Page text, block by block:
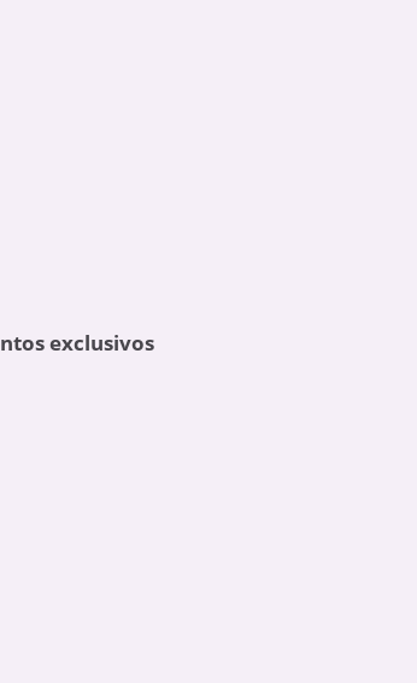
exclusivos